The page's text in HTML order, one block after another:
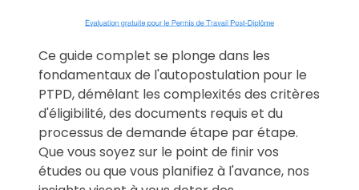
Ce guide complet se plonge dans les
fondamentaux de l'autopostulation pour le
PTPD, démêlant les complexités des critères
d'éligibilité, des documents requis et du
processus de demande étape par étape.
Que vous soyez sur le point de finir vos
études ou que vous planifiez à l'avance, nos